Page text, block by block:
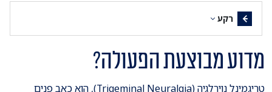
רקע
מדוע מבוצעת הפעולה?
טריגמינל נוירלגיה (Trigeminal Neuralgia), הוא כאב פנים